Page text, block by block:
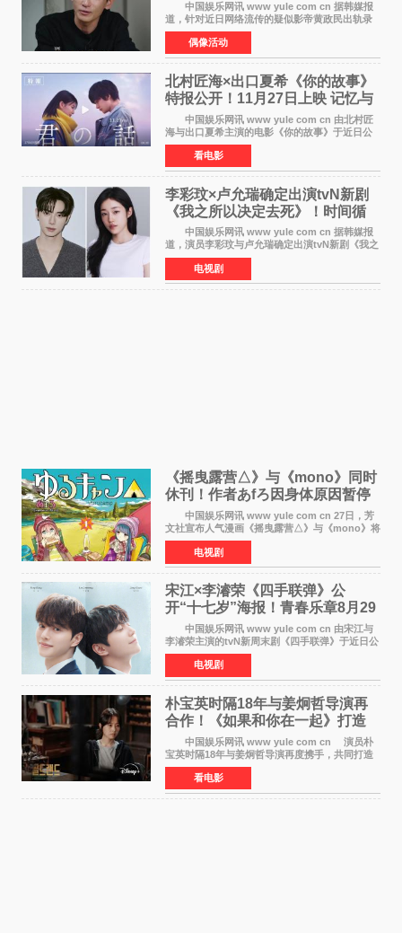
中国娱乐网讯 www yule com cn 据韩媒报
道，针对近日网络流传的疑似影帝黄政民出轨录
音及短信爆料，黄政民所属经纪公司于今日正式
发表声明，明确否认相关传闻。 公司表示，
爆料者是一名长
偶像活动
北村匠海×出口夏希《你的故事》
特报公开！11月27日上映 记忆与
初恋的奇幻交织
中国娱乐网讯 www yule com cn 由北村匠
海与出口夏希主演的电影《你的故事》于近日公
开特报影像，正式定档11月27日上映。 本片
改编自三秋缒同名小说，编剧由曾执笔《孤独摇
滚！》的吉田惠
看电影
李彩玟×卢允瑞确定出演tvN新剧
《我之所以决定去死》！时间循
环青春爱情来袭
中国娱乐网讯 www yule com cn 据韩媒报
道，演员李彩玟与卢允瑞确定出演tvN新剧《我之
所以决定去死》，分别担任男女主角。该剧预计
将于明年播出，引发观众期待。 本剧改编自
NAVER同名人气
电视剧
《摇曳露营△》与《mono》同时
休刊！作者あfろ因身体原因暂停
双连载
中国娱乐网讯 www yule com cn 27日，芳
文社宣布人气漫画《摇曳露营△》与《mono》将
暂停连载一段时间，原因是漫画家あfろ身体状况
不佳。 编辑部表示：一直承蒙各位对
《mono》的喜爱，
电视剧
宋江×李濬荣《四手联弹》公
开“十七岁”海报！青春乐章8月29
日奏响
中国娱乐网讯 www yule com cn 由宋江与
李濬荣主演的tvN新周末剧《四手联弹》于近日公
开十七岁版海报，以充满青春气息的画面再度点
燃观众期待。 海报中，宋江与李濬荣并肩站
在音乐教室的
电视剧
朴宝英时隔18年与姜炯哲导演再
合作！《如果和你在一起》打造
奇幻浪漫喜剧
中国娱乐网讯 www yule com cn 演员朴
宝英时隔18年与姜炯哲导演再度携手，共同打造
备受期待的浪漫喜剧新作《如果和你在一起》
（暂定名）。据OSEN报道，朴宝英将出演该片
女主角，自2008年《
看电影